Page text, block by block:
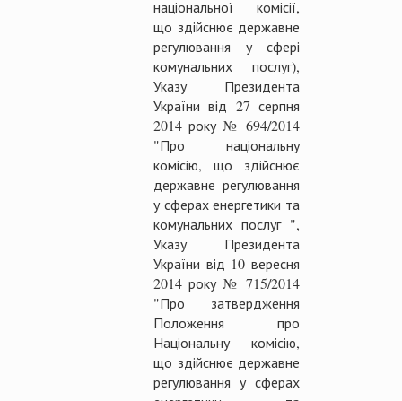
національної комісії,
що здійснює державне
регулювання у сфері
комунальних послуг),
Указу Президента
України від 27 серпня
2014 року № 694/2014
"Про національну
комісію, що здійснює
державне регулювання
у сферах енергетики та
комунальних послуг ",
Указу Президента
України від 10 вересня
2014 року № 715/2014
"Про затвердження
Положення про
Національну комісію,
що здійснює державне
регулювання у сферах